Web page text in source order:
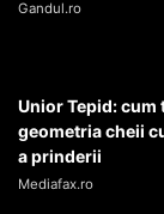
Gandul.ro
Unior Tepid:
geometria cheii
a prinderii
Mediafax.ro